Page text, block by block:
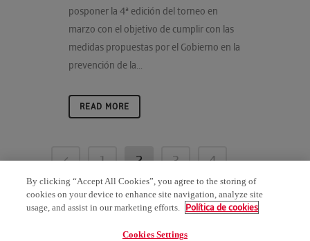
posponer la 4ª edición del torneo en
marzo con el objetivo de cumplir con las
medidas propuestas por el Gobierno en la
prevención de la...
READ MORE
1 2 3
4
5
6
By clicking “Accept All Cookies”, you agree to the storing of
cookies on your device to enhance site navigation, analyze site
usage, and assist in our marketing efforts. Política de cookies
Cookies Settings